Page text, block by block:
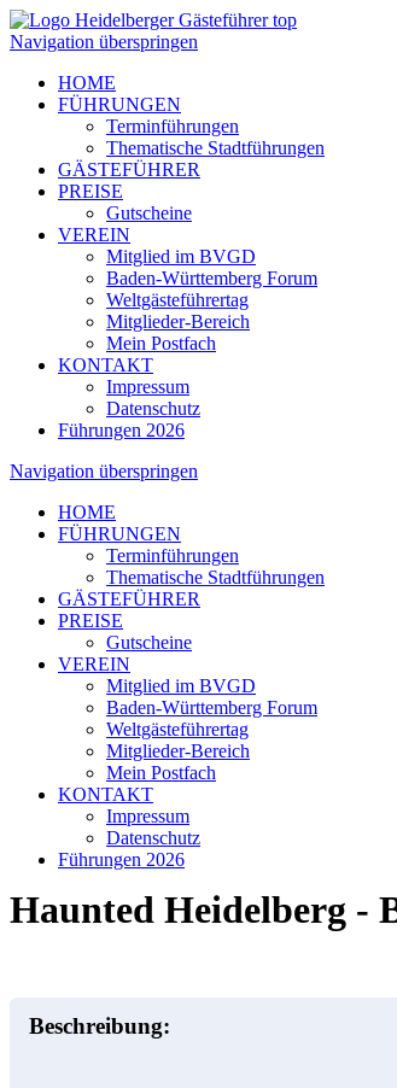
Navigation überspringen
HOME
FÜHRUNGEN
Terminführungen
Thematische Stadtführungen
GÄSTEFÜHRER
PREISE
Gutscheine
VEREIN
Mitglied im BVGD
Baden-Württemberg Forum
Weltgästeführertag
Mitglieder-Bereich
Mein Postfach
KONTAKT
Impressum
Datenschutz
Führungen 2026
Navigation überspringen
HOME
FÜHRUNGEN
Terminführungen
Thematische Stadtführungen
GÄSTEFÜHRER
PREISE
Gutscheine
VEREIN
Mitglied im BVGD
Baden-Württemberg Forum
Weltgästeführertag
Mitglieder-Bereich
Mein Postfach
KONTAKT
Impressum
Datenschutz
Führungen 2026
Haunted Heidelberg -
Beschreibung: